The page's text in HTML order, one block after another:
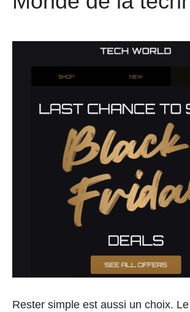
Rester simple est aussi un choix.